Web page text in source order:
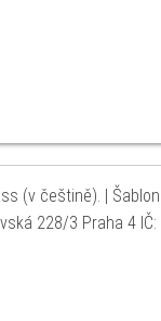
(v češtině).
228/3 Praha 4